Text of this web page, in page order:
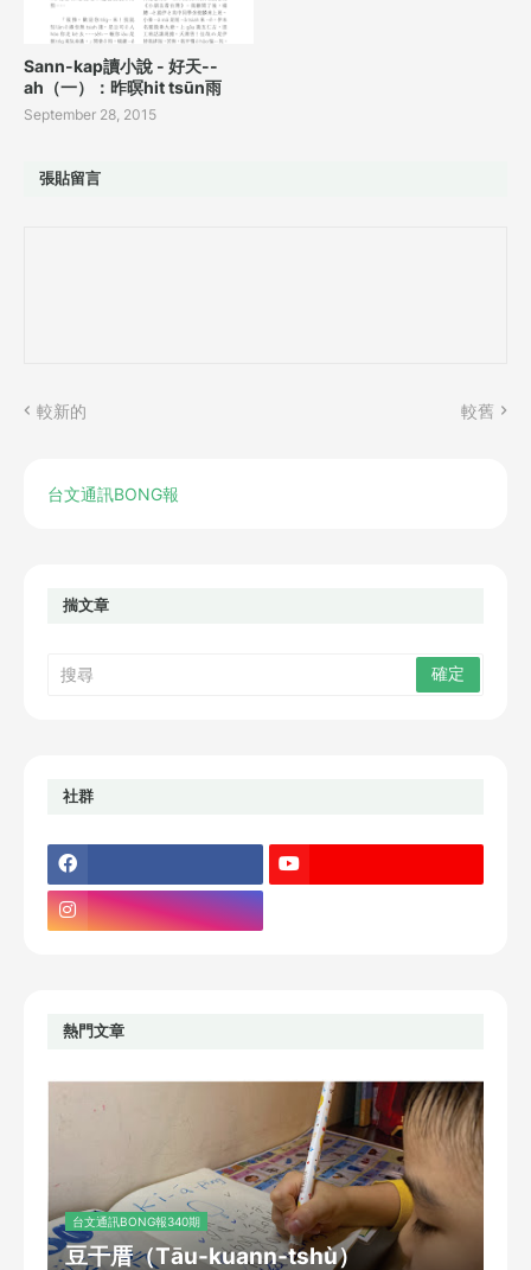
Sann-kap讀小說 - 好天--
ah（一）：昨暝hit tsūn雨
September 28, 2015
張貼留言
較新的 較舊
台文通訊BONG報
揣文章
社群
熱門文章
台文通訊BONG報340期
豆干厝（Tāu-kuann-tshù）